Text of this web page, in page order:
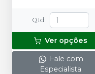
Qtd :
Ver opções
Fale com
Especialista